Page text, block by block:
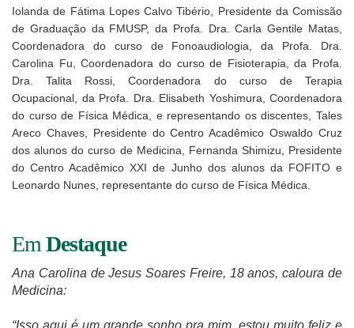
Iolanda de Fátima Lopes Calvo Tibério, Presidente da Comissão
de Graduação da FMUSP, da Profa. Dra. Carla Gentile Matas,
Coordenadora do curso de Fonoaudiologia, da Profa. Dra.
Carolina Fu, Coordenadora do curso de Fisioterapia, da Profa.
Dra. Talita Rossi, Coordenadora do curso de Terapia
Ocupacional, da Profa. Dra. Elisabeth Yoshimura, Coordenadora
do curso de Física Médica, e representando os discentes, Tales
Areco Chaves, Presidente do Centro Acadêmico Oswaldo Cruz
dos alunos do curso de Medicina, Fernanda Shimizu, Presidente
do Centro Acadêmico XXI de Junho dos alunos da FOFITO e
Leonardo Nunes, representante do curso de Física Médica.
Em Destaque
Ana Carolina de Jesus Soares Freire, 18 anos, caloura de
Medicina:
“Isso aqui é um grande sonho pra mim, estou muito feliz e